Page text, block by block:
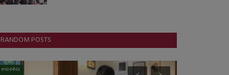
RANDOM POSTS
સ્વાસ્થ્ય